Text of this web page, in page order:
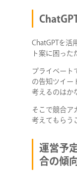
ChatGPTを活
ト案に困った
プライベート
の告知ツイー
考えるのはか
そこで競合ア
考えてもらう
運営予
合の傾